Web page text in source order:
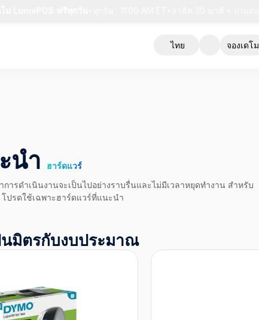
ไทย จองเดโม
นำ
ฮาร์ดแวร์
ารดำเนินงานจะเป็นไปอย่างราบรื่นและไม่มีเวลาหยุดทำงาน สำหรับ
ปรดใช้เฉพาะฮาร์ดแวร์ที่แนะนำ
นมิตรกับงบประมาณ